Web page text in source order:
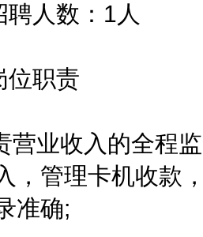
人数：1人
职责
业收入的全程监
，管理卡机收款
准确;